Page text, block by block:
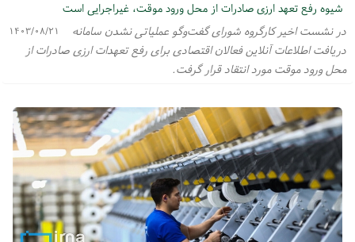
شیوه رفع تعهد ارزی صادرات از محل ورود موقت، غیراجرایی است
۱۴۰۳/۰۸/۲۱
در نشست اخیر کارگروه شورای گفت‌وگو عملیاتی نشدن سامانه
دریافت اطلاعات آنلاین فعالان اقتصادی برای رفع تعهدات ارزی صادرات از
محل ورود موقت مورد انتقاد قرار گرفت.